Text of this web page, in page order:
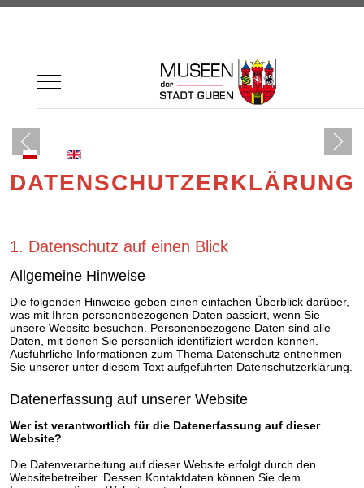
Mobile Menu Toggle
Sprache auswählen
DATENSCHUTZERKLÄRUNG
1. Datenschutz auf einen Blick
Allgemeine Hinweise
Die folgenden Hinweise geben einen einfachen Überblick darüber,
was mit Ihren personenbezogenen Daten passiert, wenn Sie
unsere Website besuchen. Personenbezogene Daten sind alle
Daten, mit denen Sie persönlich identifiziert werden können.
Ausführliche Informationen zum Thema Datenschutz entnehmen
Sie unserer unter diesem Text aufgeführten Datenschutzerklärung.
Datenerfassung auf unserer Website
Wer ist verantwortlich für die Datenerfassung auf dieser
Website?
Die Datenverarbeitung auf dieser Website erfolgt durch den
Websitebetreiber. Dessen Kontaktdaten können Sie dem